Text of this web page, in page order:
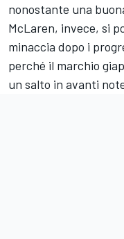
nonostante una
McLaren, invece, si
minaccia dopo i
perché il marchio
un salto in avanti